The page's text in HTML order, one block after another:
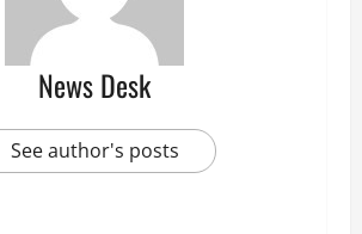
News Desk
See author's posts